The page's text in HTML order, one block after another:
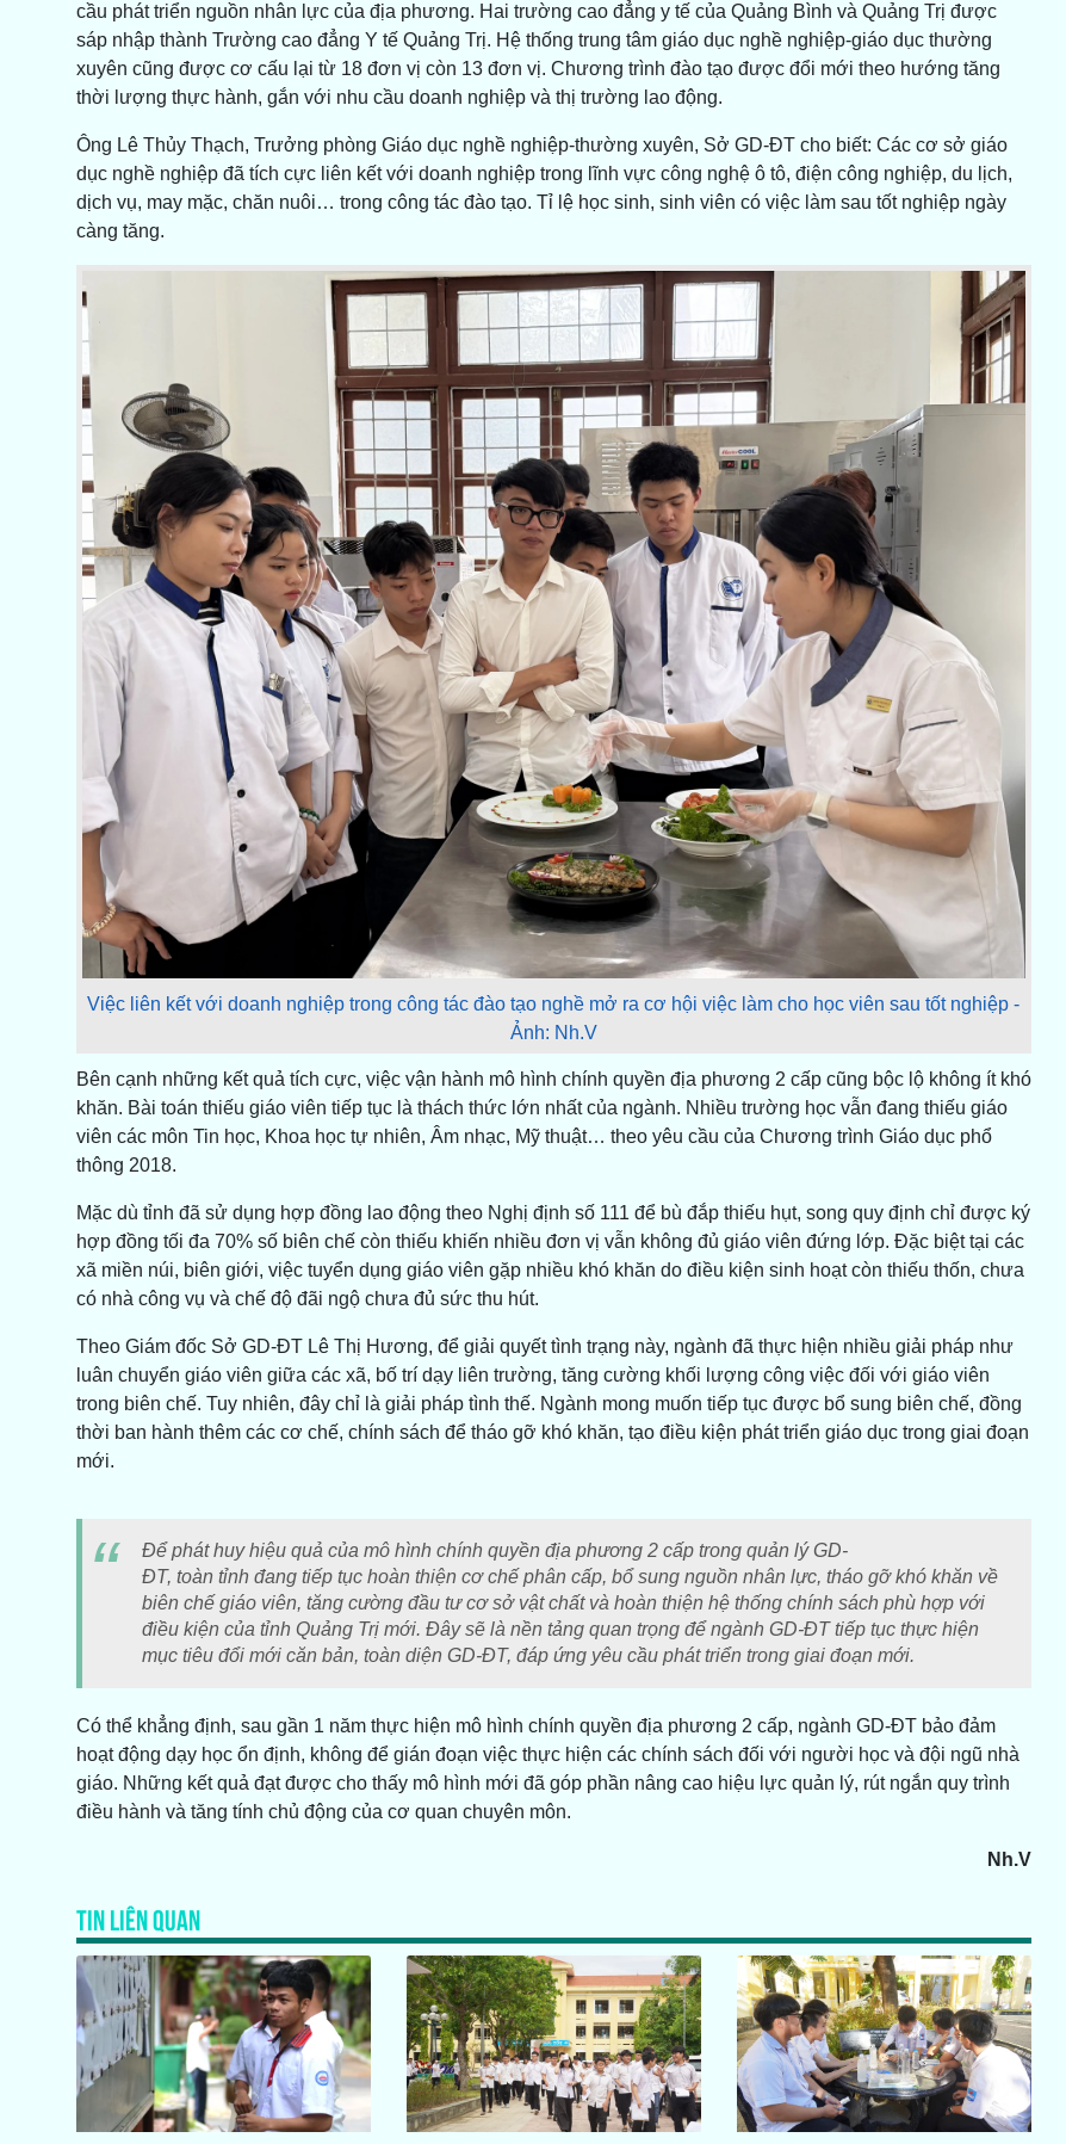
cầu phát triển nguồn nhân lực của địa phương. Hai trường cao đẳng y tế của Quảng Bình và Quảng Trị được
sáp nhập thành Trường cao đẳng Y tế Quảng Trị. Hệ thống trung tâm giáo dục nghề nghiệp-giáo dục thường
xuyên cũng được cơ cấu lại từ 18 đơn vị còn 13 đơn vị. Chương trình đào tạo được đổi mới theo hướng tăng
thời lượng thực hành, gắn với nhu cầu doanh nghiệp và thị trường lao động.
Ông Lê Thủy Thạch, Trưởng phòng Giáo dục nghề nghiệp-thường xuyên, Sở GD-ĐT cho biết: Các cơ sở giáo
dục nghề nghiệp đã tích cực liên kết với doanh nghiệp trong lĩnh vực công nghệ ô tô, điện công nghiệp, du lịch,
dịch vụ, may mặc, chăn nuôi… trong công tác đào tạo. Tỉ lệ học sinh, sinh viên có việc làm sau tốt nghiệp ngày
càng tăng.
Việc liên kết với doanh nghiệp trong công tác đào tạo nghề mở ra cơ hội việc làm cho học viên sau tốt nghiệp -
Ảnh: Nh.V
Bên cạnh những kết quả tích cực, việc vận hành mô hình chính quyền địa phương 2 cấp cũng bộc lộ không ít khó
khăn. Bài toán thiếu giáo viên tiếp tục là thách thức lớn nhất của ngành. Nhiều trường học vẫn đang thiếu giáo
viên các môn Tin học, Khoa học tự nhiên, Âm nhạc, Mỹ thuật… theo yêu cầu của Chương trình Giáo dục phổ
thông 2018.
Mặc dù tỉnh đã sử dụng hợp đồng lao động theo Nghị định số 111 để bù đắp thiếu hụt, song quy định chỉ được ký
hợp đồng tối đa 70% số biên chế còn thiếu khiến nhiều đơn vị vẫn không đủ giáo viên đứng lớp. Đặc biệt tại các
xã miền núi, biên giới, việc tuyển dụng giáo viên gặp nhiều khó khăn do điều kiện sinh hoạt còn thiếu thốn, chưa
có nhà công vụ và chế độ đãi ngộ chưa đủ sức thu hút.
Theo Giám đốc Sở GD-ĐT Lê Thị Hương, để giải quyết tình trạng này, ngành đã thực hiện nhiều giải pháp như
luân chuyển giáo viên giữa các xã, bố trí dạy liên trường, tăng cường khối lượng công việc đối với giáo viên
trong biên chế. Tuy nhiên, đây chỉ là giải pháp tình thế. Ngành mong muốn tiếp tục được bổ sung biên chế, đồng
thời ban hành thêm các cơ chế, chính sách để tháo gỡ khó khăn, tạo điều kiện phát triển giáo dục trong giai đoạn
mới.
Để phát huy hiệu quả của mô hình chính quyền địa phương 2 cấp trong quản lý GD-
ĐT, toàn tỉnh đang tiếp tục hoàn thiện cơ chế phân cấp, bổ sung nguồn nhân lực, tháo gỡ khó khăn về
biên chế giáo viên, tăng cường đầu tư cơ sở vật chất và hoàn thiện hệ thống chính sách phù hợp với
điều kiện của tỉnh Quảng Trị mới. Đây sẽ là nền tảng quan trọng để ngành GD-ĐT tiếp tục thực hiện
mục tiêu đổi mới căn bản, toàn diện GD-ĐT, đáp ứng yêu cầu phát triển trong giai đoạn mới.
Có thể khẳng định, sau gần 1 năm thực hiện mô hình chính quyền địa phương 2 cấp, ngành GD-ĐT bảo đảm
hoạt động dạy học ổn định, không để gián đoạn việc thực hiện các chính sách đối với người học và đội ngũ nhà
giáo. Những kết quả đạt được cho thấy mô hình mới đã góp phần nâng cao hiệu lực quản lý, rút ngắn quy trình
điều hành và tăng tính chủ động của cơ quan chuyên môn.
Nh.V
TIN LIÊN QUAN